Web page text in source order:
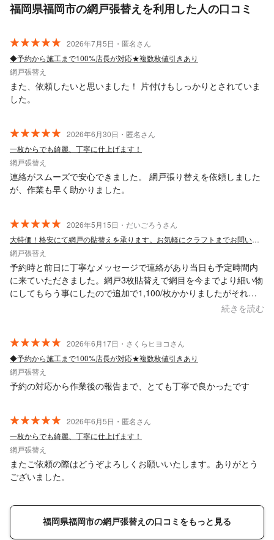
福岡県福岡市の網戸張替えを利用した人の口コミ
2026年7月5日・匿名さん
◆予約から施工まで100%店長が対応★複数枚値引きあり
網戸張替え
また、依頼したいと思いました！ 片付けもしっかりとされていま
した。
2026年6月30日・匿名さん
一枚からでも綺麗、丁寧に仕上げます！
網戸張替え
連絡がスムーズで安心できました。 網戸張り替えを依頼しました
が、作業も早く助かりました。
2026年5月15日・だいごろうさん
大特価！格安にて網戸の貼替えを承ります。お気軽にクラフトまでお問い合わせ下さい。
網戸張替え
予約時と前日に丁寧なメッセージで連絡があり当日も予定時間内
に来ていただきました。網戸3枚貼替えで網目を今までより細い物
にしてもらう事にしたので追加で1,100/枚かかりましたがそれで
も事前にリサーチした他のところよりお安くて安心しました。来
続きを読む
2026年6月17日・さくらヒヨコさん
◆予約から施工まで100%店長が対応★複数枚値引きあり
網戸張替え
予約の対応から作業後の報告まで、とても丁寧で良かったです
2026年6月5日・匿名さん
一枚からでも綺麗、丁寧に仕上げます！
網戸張替え
またご依頼の際はどうぞよろしくお願いいたします。ありがとう
ございました。
福岡県福岡市の網戸張替えの口コミをもっと見る